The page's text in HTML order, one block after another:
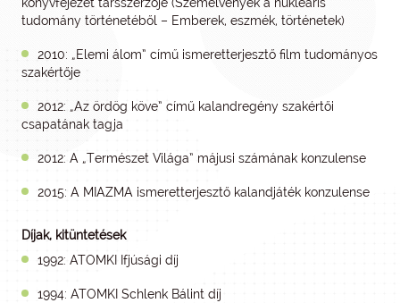
könyvfejezet társszerzője (Szemelvények a nukleáris
tudomány történetéből – Emberek, eszmék, történetek)
2010: „Elemi álom” című ismeretterjesztő film tudományos
szakértője
2012: „Az ördög köve” című kalandregény szakértői
csapatának tagja
2012: A „Természet Világa” májusi számának konzulense
2015: A MIAZMA ismeretterjesztő kalandjáték konzulense
Díjak, kitüntetések
1992: ATOMKI Ifjúsági díj
1994: ATOMKI Schlenk Bálint díj